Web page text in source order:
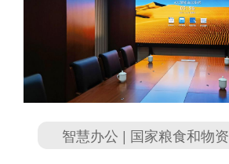
智慧办公 | 国家粮食和物